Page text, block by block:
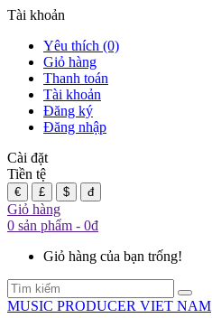
Tài khoản
Yêu thích (0)
Giỏ hàng
Thanh toán
Tài khoản
Đăng ký
Đăng nhập
Cài đặt
Tiền tệ
€ £ $ đ
Giỏ hàng
0 sản phẩm - 0đ
Giỏ hàng của bạn trống!
MUSIC PRODUCER VIET NAM